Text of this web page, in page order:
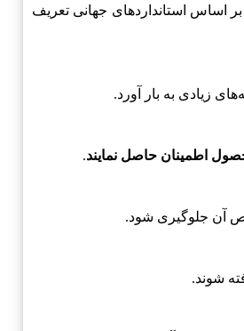
اساس استانداردهای جهانی تعریف
زیادی به بار آورد.
اطمینان حاصل نمایند.
آن جلوگیری شود.
شوند.